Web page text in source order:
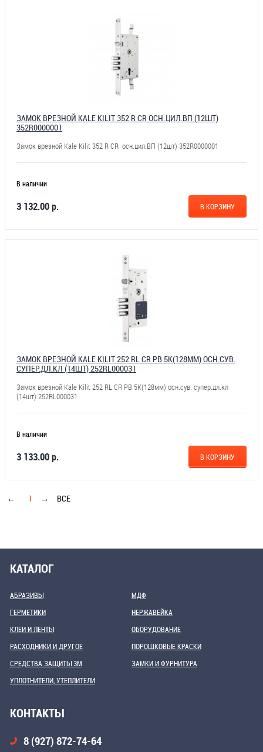
ЗАМОК ВРЕЗНОЙ KALE KILIT 352 R CR ОСН.ЦИЛ.ВП (12ШТ)
352R0000001
Замок врезной Kale Kilit 352 R CR осн.цил.ВП (12шт) 352R0000001
В наличии
3 132.00 р. В КОРЗИНУ
ЗАМОК ВРЕЗНОЙ KALE KILIT 252 RL CR PB 5К(128ММ) ОСН.СУВ.
СУПЕР.ДЛ.КЛ (14ШТ) 252RL000031
Замок врезной Kale Kilit 252 RL CR PB 5К(128мм) осн.сув. супер.дл.кл
(14шт) 252RL000031
В наличии
3 133.00 р. В КОРЗИНУ
← 1 → ВСЕ
КАТАЛОГ
АБРАЗИВЫ
ГЕРМЕТИКИ
КЛЕИ И ЛЕНТЫ
МДФ
НЕРЖАВЕЙКА
ОБОРУДОВАНИЕ
РАСХОДНИКИ И ДРУГОЕ
СРЕДСТВА ЗАЩИТЫ 3М
УПЛОТНИТЕЛИ, УТЕПЛИТЕЛИ
ПОРОШКОВЫЕ КРАСКИ
ЗАМКИ И ФУРНИТУРА
КОНТАКТЫ
8 (927) 872-74-64